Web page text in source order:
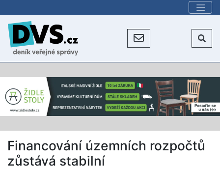
Financování územních rozpočtů
zůstává stabilní